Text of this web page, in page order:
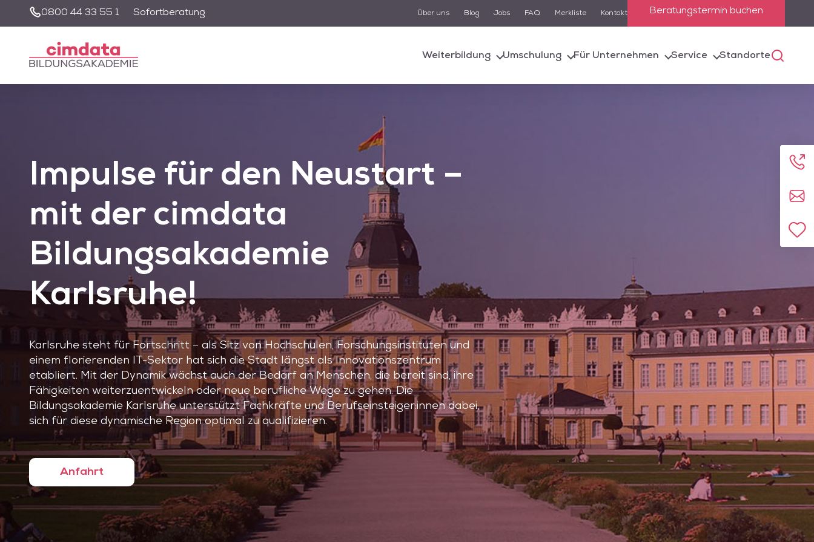
0800 44 33 55 1 Sofortberatung Über uns Blog Jobs FAQ Merkliste Kontakt Beratungstermin buchen
Weiterbildung Umschulung Für Unternehmen Service Standorte
Zur
Suche
Impulse für den Neustart –
mit der cimdata
Bildungsakademie
Karlsruhe!
Karlsruhe steht für Fortschritt – als Sitz von Hochschulen, Forschungsinstituten und
einem florierenden IT-Sektor hat sich die Stadt längst als Innovationszentrum
etabliert. Mit der Dynamik wächst auch der Bedarf an Menschen, die bereit sind, ihre
Fähigkeiten weiterzuentwickeln oder neue berufliche Wege zu gehen. Die
Bildungsakademie Karlsruhe unterstützt Fachkräfte und Berufseinsteiger:innen dabei,
sich für diese dynamische Region optimal zu qualifizieren.
Anfahrt